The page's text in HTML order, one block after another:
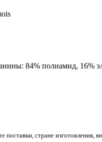
84% полиамид, 16%
поставки, стране